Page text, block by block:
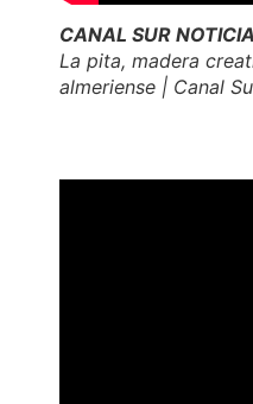
CANAL SUR
La pita, madera
almeriense | Canal